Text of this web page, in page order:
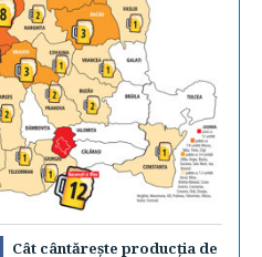
Cât cântăreşte producţia de